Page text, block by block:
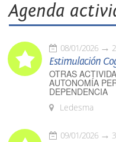
Agenda
08/01/2026
Estimulación
OTRAS
AUTONOMÍA
DEPENDENCIA
Ledesma
09/01/2026